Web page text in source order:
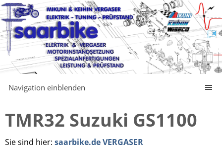
Navigation einblenden
TMR32 Suzuki GS1100
Sie sind hier: saarbike.de VERGASER